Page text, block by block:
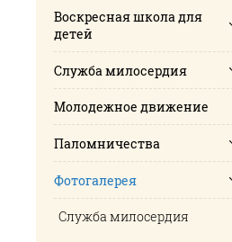
Воскресная школа для
детей
Служба милосердия
Молодежное движение
Паломничества
Фотогалерея
Служба милосердия